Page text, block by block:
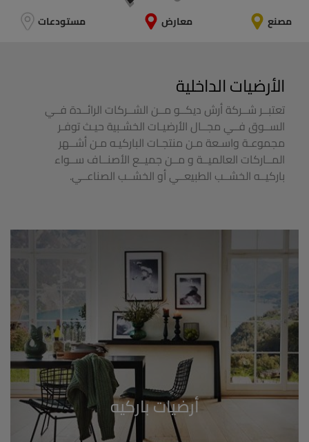
مصنع معارض مستودعات
الأرضيات الداخلية
تعتبــر شــركة أرش ديكــو مــن الشــركات الرائــدة فــي
الســوق فــي مجــال الأرضيـات الخشـبية حيـث توفـر
مجموعـة واسـعة مـن منتجـات الباركيـه مـن أشــهر
المــاركات العالميــة و مــن جميــع الأصنــاف ســواء
باركيــه الخشــب الطبيعــي أو الخشــب الصناعــي.
أرضيات باركيه